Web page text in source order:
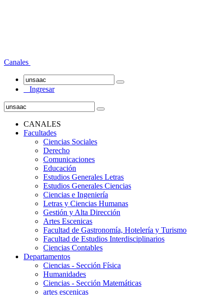
Canales
Ingresar
CANALES
Facultades
Ciencias Sociales
Derecho
Comunicaciones
Educación
Estudios Generales Letras
Estudios Generales Ciencias
Ciencias e Ingeniería
Letras y Ciencias Humanas
Gestión y Alta Dirección
Artes Escenicas
Facultad de Gastronomía, Hotelería y Turismo
Facultad de Estudios Interdisciplinarios
Ciencias Contables
Departamentos
Ciencias - Sección Física
Humanidades
Ciencias - Sección Matemáticas
artes escenicas